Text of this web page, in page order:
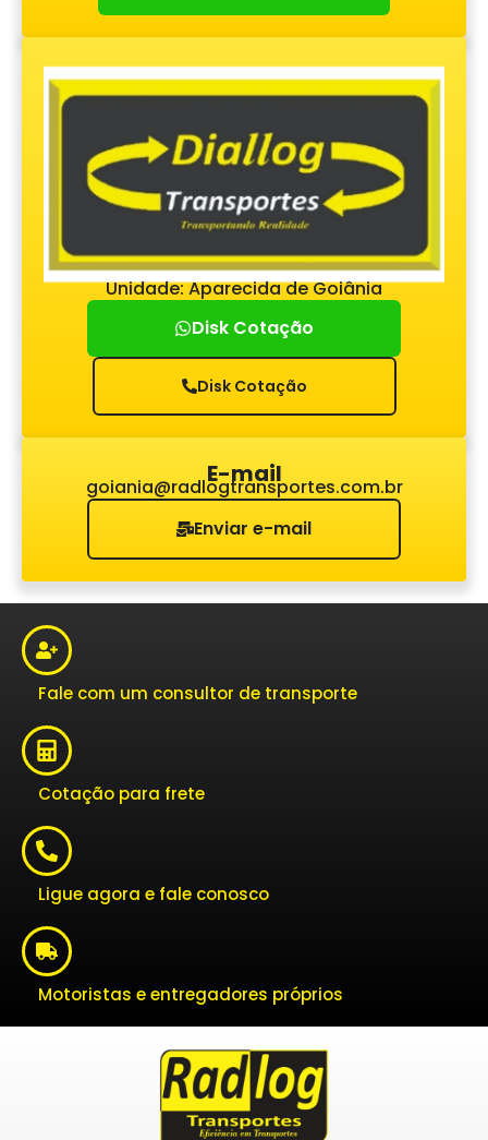
Unidade: Aparecida de Goiânia
Disk Cotação
Disk Cotação
E-mail
goiania@radlogtransportes.com.br
Enviar e-mail
Fale com um consultor de transporte
Cotação para frete
Ligue agora e fale conosco
Motoristas e entregadores próprios